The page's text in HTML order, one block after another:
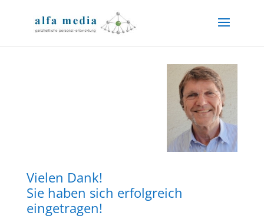
Vielen Dank!
Sie haben sich erfolgreich
eingetragen!